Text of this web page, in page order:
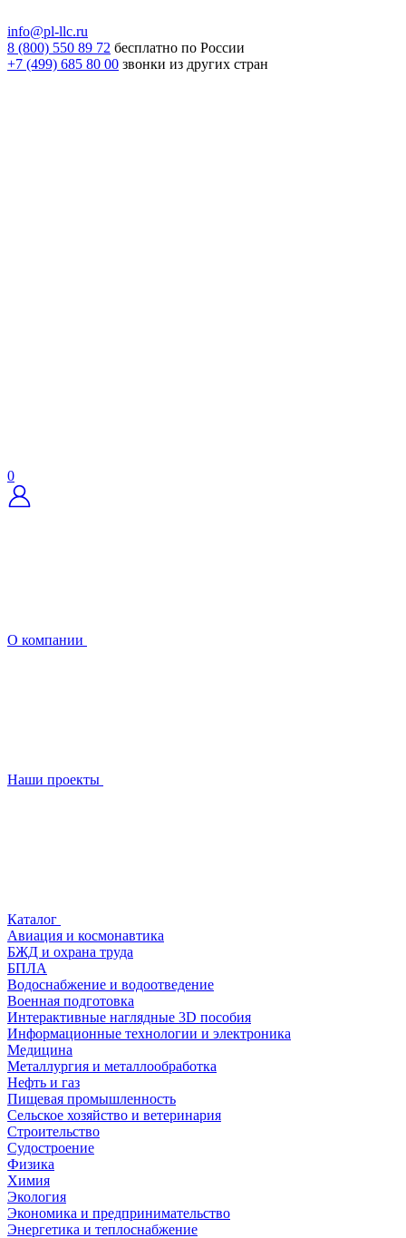
info@pl-llc.ru
8 (800) 550 89 72 бесплатно по России
+7 (499) 685 80 00 звонки из других стран
0
О компании
Наши проекты
Каталог
Авиация и космонавтика
БЖД и охрана труда
БПЛА
Водоснабжение и водоотведение
Военная подготовка
Интерактивные наглядные 3D пособия
Информационные технологии и электроника
Медицина
Металлургия и металлообработка
Нефть и газ
Пищевая промышленность
Сельское хозяйство и ветеринария
Строительство
Судостроение
Физика
Химия
Экология
Экономика и предпринимательство
Энергетика и теплоснабжение